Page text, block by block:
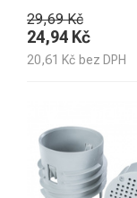
29,69 Kč
24,94 Kč
20,61 Kč bez DPH